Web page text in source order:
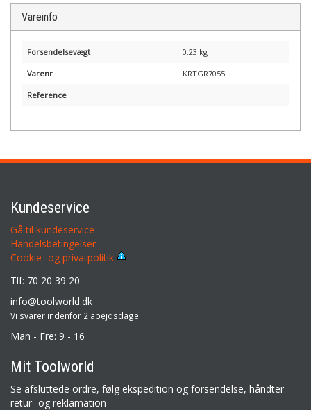
Vareinfo
Forsendelsevægt 0.23 kg
Varenr KRTGR7055
Reference
Kundeservice
Gå til kundeservice
Handelsbetingelser
Cookie- og privatpolitik
Tlf: 70 20 39 20
info@toolworld.dk
Vi svarer indenfor 2 abejdsdage
Man - Fre: 9 - 16
Mit Toolworld
Se afsluttede ordre, følg ekspedition og forsendelse, håndter
retur- og reklamation